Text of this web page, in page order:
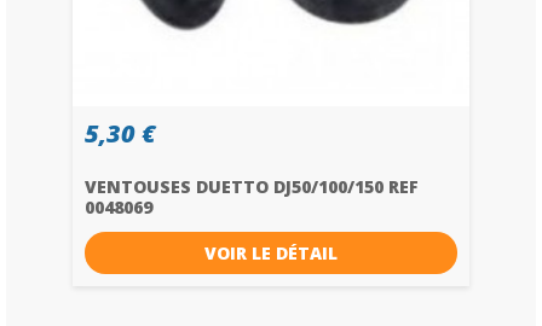
5,30 €
VENTOUSES DUETTO DJ50/100/150 REF
0048069
VOIR LE DÉTAIL